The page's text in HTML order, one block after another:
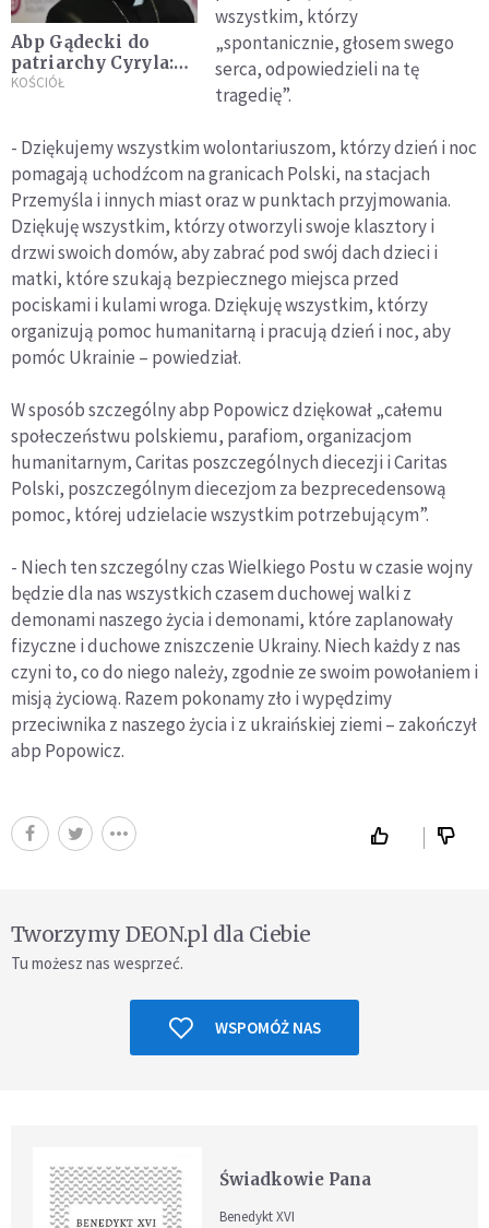
Abp Gądecki do
patriarchy Cyryla:
Proszę cię, Bracie,
KOŚCIÓŁ
wszystkim, którzy
„spontanicznie, głosem swego
serca, odpowiedzieli na tę
tragedię”.
- Dziękujemy wszystkim wolontariuszom, którzy dzień i noc
pomagają uchodźcom na granicach Polski, na stacjach
Przemyśla i innych miast oraz w punktach przyjmowania.
Dziękuję wszystkim, którzy otworzyli swoje klasztory i
drzwi swoich domów, aby zabrać pod swój dach dzieci i
matki, które szukają bezpiecznego miejsca przed
pociskami i kulami wroga. Dziękuję wszystkim, którzy
organizują pomoc humanitarną i pracują dzień i noc, aby
pomóc Ukrainie – powiedział.
W sposób szczególny abp Popowicz dziękował „całemu
społeczeństwu polskiemu, parafiom, organizacjom
humanitarnym, Caritas poszczególnych diecezji i Caritas
Polski, poszczególnym diecezjom za bezprecedensową
pomoc, której udzielacie wszystkim potrzebującym”.
- Niech ten szczególny czas Wielkiego Postu w czasie wojny
będzie dla nas wszystkich czasem duchowej walki z
demonami naszego życia i demonami, które zaplanowały
fizyczne i duchowe zniszczenie Ukrainy. Niech każdy z nas
czyni to, co do niego należy, zgodnie ze swoim powołaniem i
misją życiową. Razem pokonamy zło i wypędzimy
przeciwnika z naszego życia i z ukraińskiej ziemi – zakończył
abp Popowicz.
Tworzymy DEON.pl dla Ciebie
Tu możesz nas wesprzeć.
WSPOMÓŻ NAS
Świadkowie Pana
Benedykt XVI